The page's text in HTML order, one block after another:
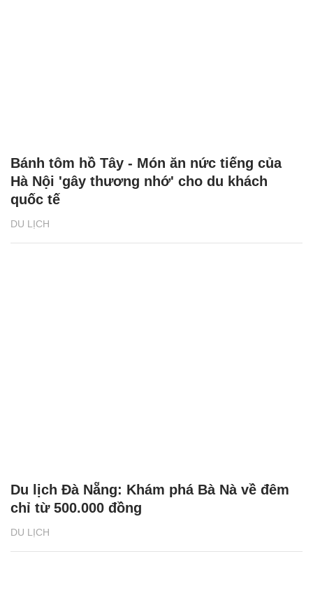
DU LỊCH
Bánh tôm hồ Tây - Món ăn nức tiếng của
Hà Nội 'gây thương nhớ' cho du khách
quốc tế
DU LỊCH
Du lịch Đà Nẵng: Khám phá Bà Nà về đêm
chỉ từ 500.000 đồng